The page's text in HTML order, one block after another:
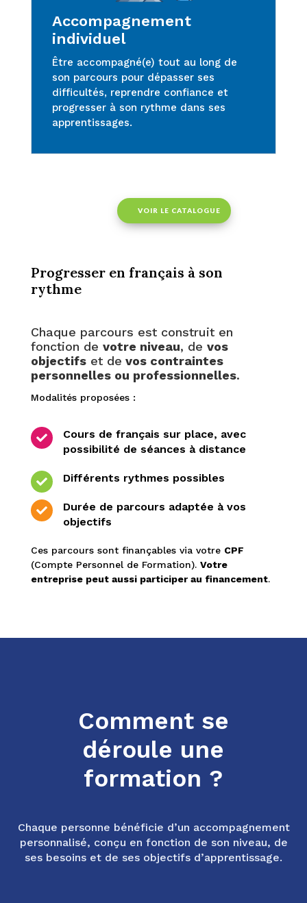
Accompagnement
individuel
Être accompagné(e) tout au long de
son parcours pour dépasser ses
difficultés, reprendre confiance et
progresser à son rythme dans ses
apprentissages.
VOIR LE CATALOGUE
Progresser en français à son
rythme
Chaque parcours est construit en
fonction de votre niveau, de vos
objectifset de vos contraintes
personnelles ou professionnelles.
Modalités proposées :

Cours de français sur place, avec
possibilité de séances à distance
 Différents rythmes possibles

Durée de parcours adaptée à vos
objectifs
Ces parcours sont finançables via votre CPF
(Compte Personnel de Formation). Votre
entreprise peut aussi participer au financement.
Comment se
déroule une
formation ?
Chaque personne bénéficie d’un accompagnement
personnalisé, conçu en fonction de son niveau, de
ses besoins et de ses objectifs d’apprentissage.